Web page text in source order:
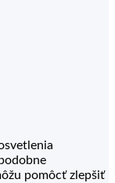
pomôcť zlepšiť